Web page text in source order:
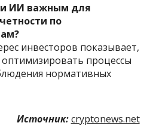
ИИ важным для
по
инвесторов показывает,
процессы
нормативных
Источник: cryptonews.net